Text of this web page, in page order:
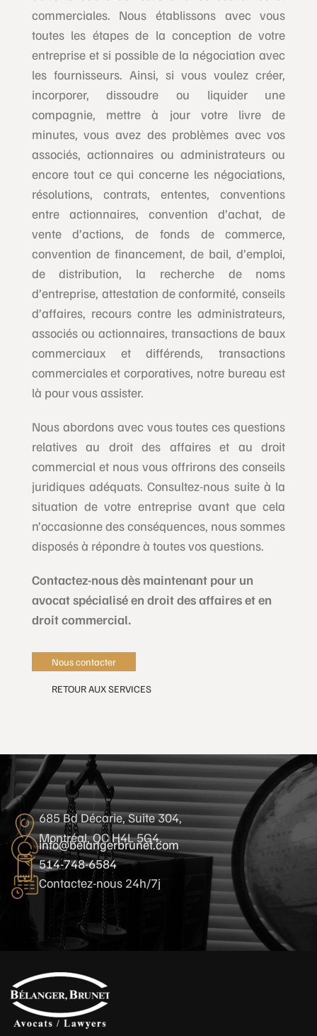
commerciales. Nous établissons avec vous
toutes les étapes de la conception de votre
entreprise et si possible de la négociation avec
les fournisseurs. Ainsi, si vous voulez créer,
incorporer, dissoudre ou liquider une
compagnie, mettre à jour votre livre de
minutes, vous avez des problèmes avec vos
associés, actionnaires ou administrateurs ou
encore tout ce qui concerne les négociations,
résolutions, contrats, ententes, conventions
entre actionnaires, convention d’achat, de
vente d’actions, de fonds de commerce,
convention de financement, de bail, d’emploi,
de distribution, la recherche de noms
d’entreprise, attestation de conformité, conseils
d’affaires, recours contre les administrateurs,
associés ou actionnaires, transactions de baux
commerciaux et différends, transactions
commerciales et corporatives, notre bureau est
là pour vous assister.
Nous abordons avec vous toutes ces questions
relatives au droit des affaires et au droit
commercial et nous vous offrirons des conseils
juridiques adéquats. Consultez-nous suite à la
situation de votre entreprise avant que cela
n’occasionne des conséquences, nous sommes
disposés à répondre à toutes vos questions.
Contactez-nous dès maintenant pour un
avocat spécialisé en droit des affaires et en
droit commercial.
Nous contacter
RETOUR AUX SERVICES
685 Bd Décarie, Suite 304,
Montréal, QC H4L 5G4.
info@belangerbrunet.com
514-748-6584
Contactez-nous 24h/7j